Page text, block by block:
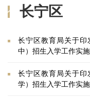
长宁区
长宁区教育局关于印
中）招生入学工作实
长宁区教育局关于印
学）招生入学工作实